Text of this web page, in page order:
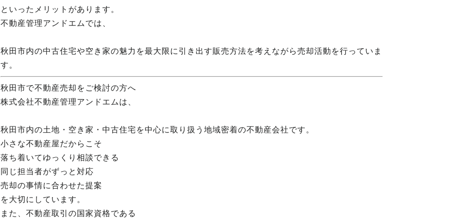
といったメリットがあります。
不動産管理アンドエムでは、
秋田市内の中古住宅や空き家の魅力を最大限に引き出す販売方法を考えながら売却活動を行っていま
す。
秋田市で不動産売却をご検討の方へ
株式会社不動産管理アンドエムは、
秋田市内の土地・空き家・中古住宅を中心に取り扱う地域密着の不動産会社です。
小さな不動産屋だからこそ
落ち着いてゆっくり相談できる
同じ担当者がずっと対応
売却の事情に合わせた提案
を大切にしています。
また、不動産取引の国家資格である